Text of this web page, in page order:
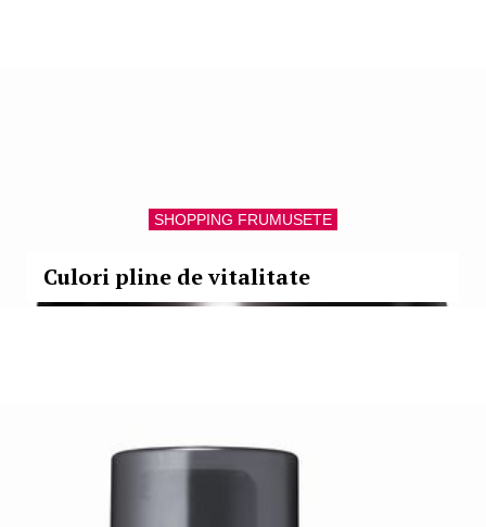
SHOPPING FRUMUSETE
Culori pline de vitalitate